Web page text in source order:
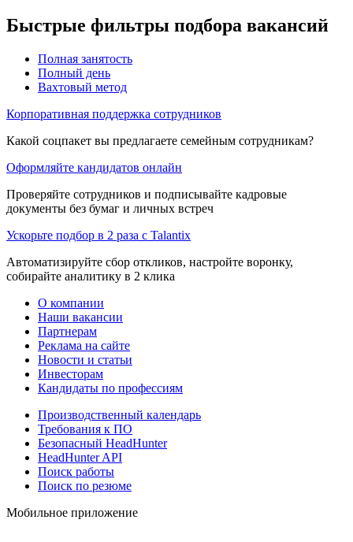
Быстрые фильтры подбора вакансий
Полная занятость
Полный день
Вахтовый метод
Корпоративная поддержка сотрудников
Какой соцпакет вы предлагаете семейным сотрудникам?
Оформляйте кандидатов онлайн
Проверяйте сотрудников и подписывайте кадровые
документы без бумаг и личных встреч
Ускорьте подбор в 2 раза с Talantix
Автоматизируйте сбор откликов, настройте воронку,
собирайте аналитику в 2 клика
О компании
Наши вакансии
Партнерам
Реклама на сайте
Новости и статьи
Инвесторам
Кандидаты по профессиям
Производственный календарь
Требования к ПО
Безопасный HeadHunter
HeadHunter API
Поиск работы
Поиск по резюме
Мобильное приложение